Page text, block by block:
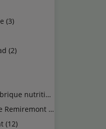
(3)
(2)
nutrition (0)
(2)
(12)